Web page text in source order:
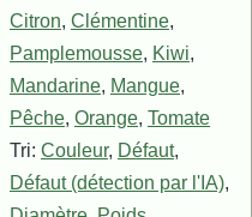
Citron, Clémentine,
Pamplemousse, Kiwi,
Mandarine, Mangue,
Pêche, Orange, Tomate
Tri: Couleur, Défaut,
Défaut (détection par l'IA),